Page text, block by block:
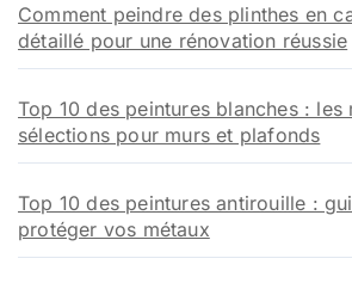
Comment peindre des plinthes en
détaillé pour une rénovation réussie
Top 10 des peintures blanches : les
sélections pour murs et plafonds
Top 10 des peintures antirouille :
protéger vos métaux